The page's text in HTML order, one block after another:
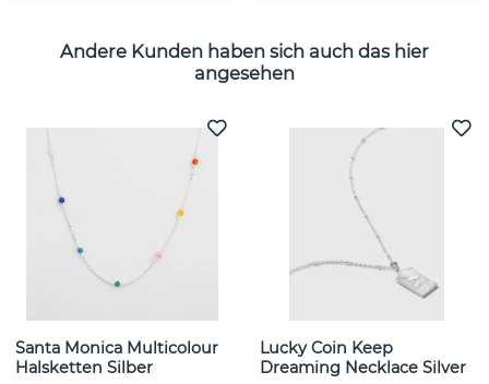
Andere Kunden haben sich auch das hier
angesehen
Santa Monica Multicolour
Halsketten Silber
Lucky Coin Keep
Dreaming Necklace Silver